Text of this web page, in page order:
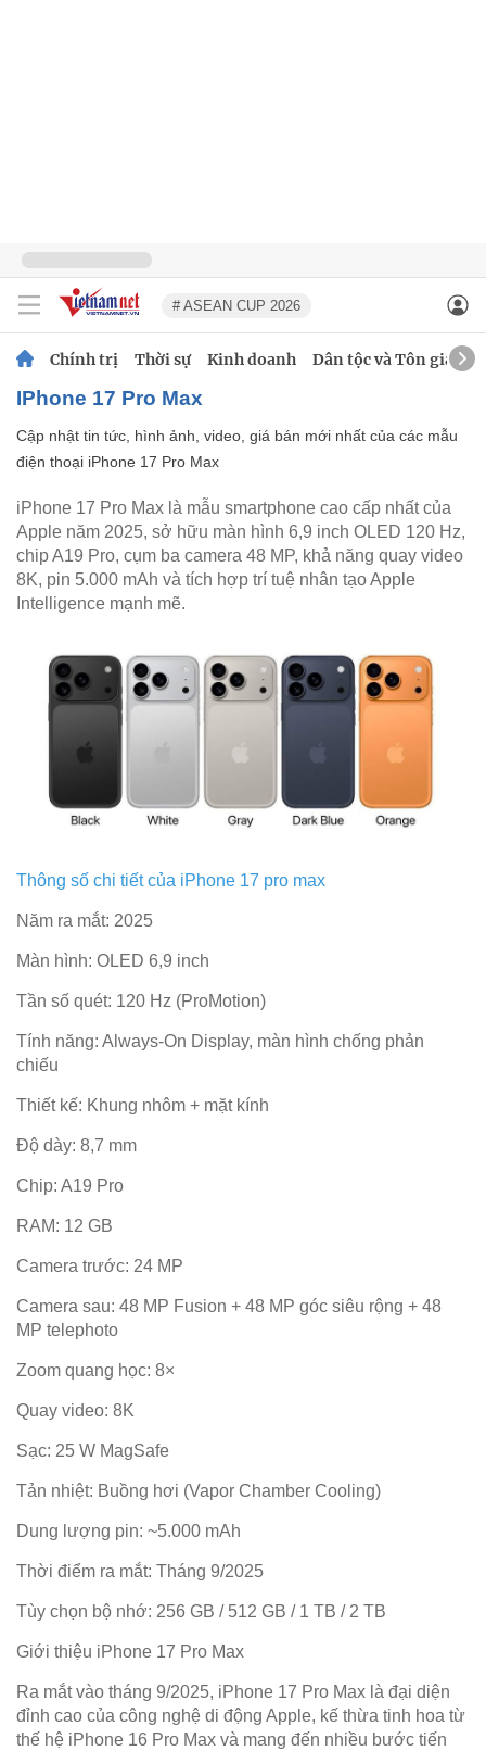
# ASEAN CUP 2026
Chính trị Thời sự Kinh doanh Dân tộc và Tôn giáo
iPhone 17 Pro Max
Cập nhật tin tức, hình ảnh, video, giá bán mới nhất của các mẫu
điện thoại iPhone 17 Pro Max
iPhone 17 Pro Max là mẫu smartphone cao cấp nhất của
Apple năm 2025, sở hữu màn hình 6,9 inch OLED 120 Hz,
chip A19 Pro, cụm ba camera 48 MP, khả năng quay video
8K, pin 5.000 mAh và tích hợp trí tuệ nhân tạo Apple
Intelligence mạnh mẽ.
Thông số chi tiết của iPhone 17 pro max
Năm ra mắt: 2025
Màn hình: OLED 6,9 inch
Tần số quét: 120 Hz (ProMotion)
Tính năng: Always-On Display, màn hình chống phản
chiếu
Thiết kế: Khung nhôm + mặt kính
Độ dày: 8,7 mm
Chip: A19 Pro
RAM: 12 GB
Camera trước: 24 MP
Camera sau: 48 MP Fusion + 48 MP góc siêu rộng + 48
MP telephoto
Zoom quang học: 8×
Quay video: 8K
Sạc: 25 W MagSafe
Tản nhiệt: Buồng hơi (Vapor Chamber Cooling)
Dung lượng pin: ~5.000 mAh
Thời điểm ra mắt: Tháng 9/2025
Tùy chọn bộ nhớ: 256 GB / 512 GB / 1 TB / 2 TB
Giới thiệu iPhone 17 Pro Max
Ra mắt vào tháng 9/2025, iPhone 17 Pro Max là đại diện
đỉnh cao của công nghệ di động Apple, kế thừa tinh hoa từ
thế hệ iPhone 16 Pro Max và mang đến nhiều bước tiến